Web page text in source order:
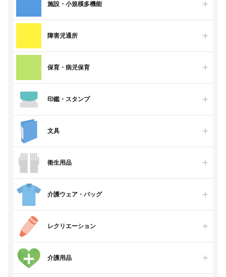
施設・小規模多機能
障害児通所
保育・病児保育
印鑑・スタンプ
文具
衛生用品
介護ウェア・バッグ
レクリエーション
介護用品